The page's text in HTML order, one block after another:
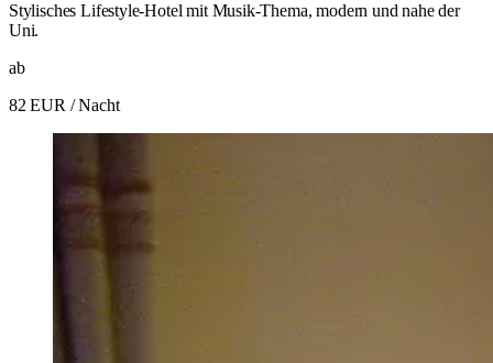
Stylisches Lifestyle-Hotel mit Musik-Thema, modern und nahe der
Uni.
ab
82 EUR / Nacht